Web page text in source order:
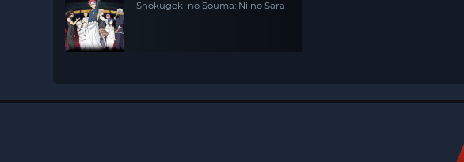
Shokugeki no Souma: Ni no Sara